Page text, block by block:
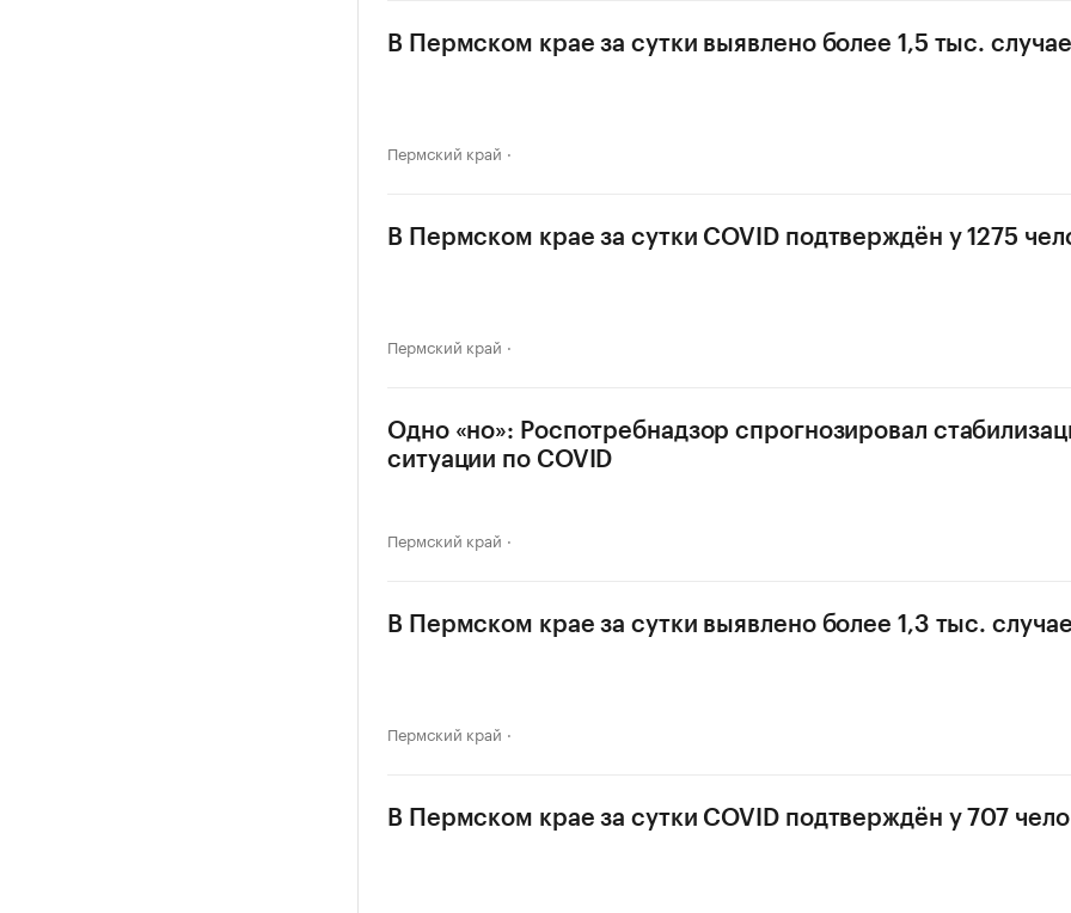
В Пермском крае за сутки выявлено более 1,5 тыс.
Пермский край
В Пермском крае за сутки COVID подтверждён у 1275
Пермский край
Одно «но»: Роспотребнадзор спрогнозировал
ситуации по COVID
Пермский край
В Пермском крае за сутки выявлено более 1,3 тыс.
Пермский край
В Пермском крае за сутки COVID подтверждён у 707